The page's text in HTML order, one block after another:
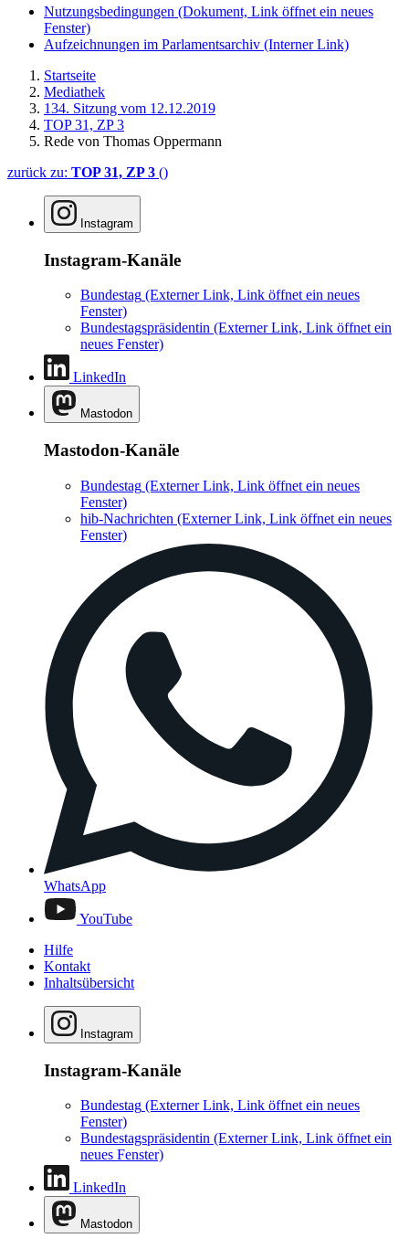
Nutzungsbedingungen (Dokument, Link öffnet ein neues
Fenster)
Aufzeichnungen im Parlamentsarchiv (Interner Link)
Startseite
Mediathek
134. Sitzung vom 12.12.2019
TOP 31, ZP 3
Rede von Thomas Oppermann
zurück zu: TOP 31, ZP 3 ()
Instagram
Instagram-Kanäle
Bundestag (Externer Link, Link öffnet ein neues
Fenster)
Bundestagspräsidentin (Externer Link, Link öffnet ein
neues Fenster)
LinkedIn
Mastodon
Mastodon-Kanäle
Bundestag (Externer Link, Link öffnet ein neues
Fenster)
hib-Nachrichten (Externer Link, Link öffnet ein neues
Fenster)
WhatsApp
YouTube
Hilfe
Kontakt
Inhaltsübersicht
Instagram
Instagram-Kanäle
Bundestag (Externer Link, Link öffnet ein neues
Fenster)
Bundestagspräsidentin (Externer Link, Link öffnet ein
neues Fenster)
LinkedIn
Mastodon